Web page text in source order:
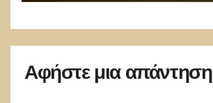
Αφήστε μια απάντηση